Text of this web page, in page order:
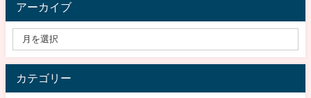
アーカイブ
カテゴリー